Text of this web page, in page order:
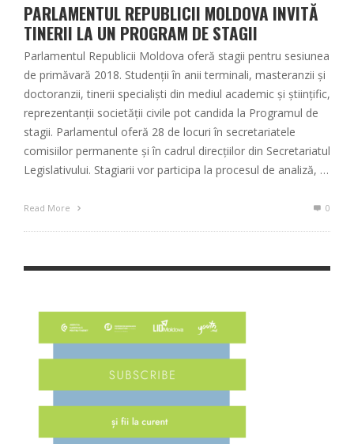
PARLAMENTUL REPUBLICII MOLDOVA INVITĂ
TINERII LA UN PROGRAM DE STAGII
Parlamentul Republicii Moldova oferă stagii pentru sesiunea
de primăvară 2018. Studenții în anii terminali, masteranzii și
doctoranzii, tinerii specialiști din mediul academic și științific,
reprezentanţii societăţii civile pot candida la Programul de
stagii. Parlamentul oferă 28 de locuri în secretariatele
comisiilor permanente și în cadrul direcțiilor din Secretariatul
Legislativului. Stagiarii vor participa la procesul de analiză, …
Read More 0